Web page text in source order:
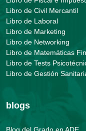
Libro de Civil Mercantil
Libro de Laboral
Libro de Marketing
Libro de Networking
Libro de Matemáticas
Libro de Tests
Libro de Gestión
blogs